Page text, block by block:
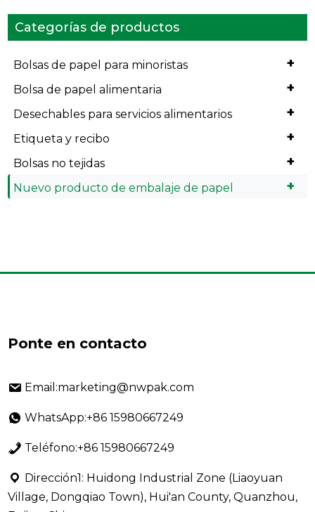
Categorías de productos
+
Bolsas de papel para minoristas
+
Bolsa de papel alimentaria
+
Desechables para servicios alimentarios
+
Etiqueta y recibo
+
Bolsas no tejidas
+
Nuevo producto de embalaje de papel
Ponte en contacto
Email:marketing@nwpak.com
WhatsApp:+86 15980667249
Teléfono:+86 15980667249
Dirección1: Huidong Industrial Zone (Liaoyuan
Village, Dongqiao Town), Hui'an County, Quanzhou,